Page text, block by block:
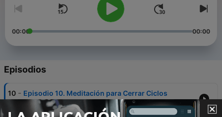
00:00 00:00
Episodios
10 - Episodio 10. Meditación para Cerrar Ciclos
23 jul. 2021